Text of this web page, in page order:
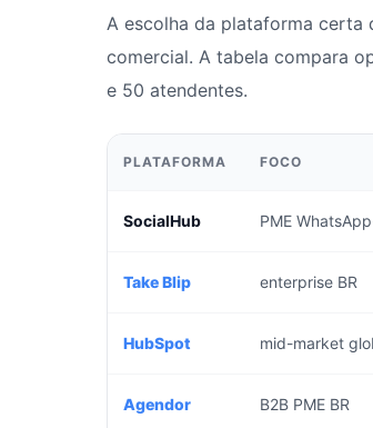
A escolha da plataforma certa
comercial. A tabela compara
e 50 atendentes.
PLATAFORMA FOCO
SocialHub PME
Take Blip enterprise BR
HubSpot mid-market
Agendor B2B PME BR